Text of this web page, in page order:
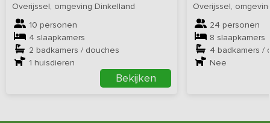
Overijssel, omgeving Dinkelland
10 personen
4 slaapkamers
2 badkamers / douches
1 huisdieren
Bekijken
Overijssel,
24 personen
8 slaapkamers
4 badkamers /
Nee